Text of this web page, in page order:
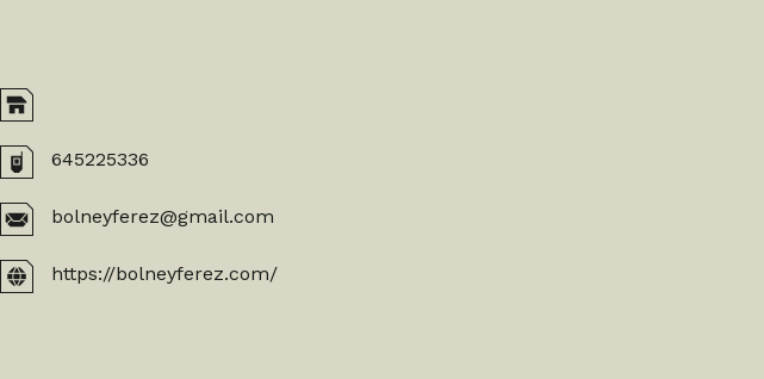
645225336
bolneyferez@gmail.com
https://bolneyferez.com/